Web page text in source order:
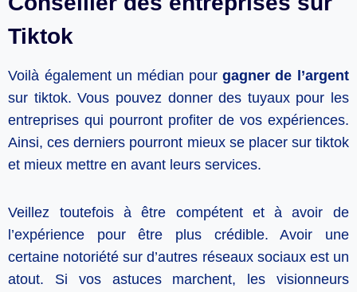
Tiktok
Voilà également un médian pourgagner de l’argent
sur tiktok. Vous pouvez donner des tuyaux pour les
entreprises qui pourront profiter de vos expériences.
Ainsi, ces derniers pourront mieux se placer sur tiktok
et mieux mettre en avant leurs services.
Veillez toutefois à être compétent et à avoir de
l’expérience pour être plus crédible. Avoir une
certaine notoriété sur d’autres réseaux sociaux est un
atout. Si vos astuces marchent, les visionneurs